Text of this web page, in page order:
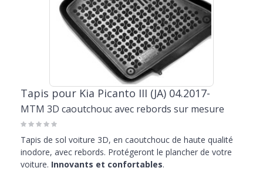
Tapis pour Kia Picanto III (JA) 04.2017-
MTM 3D caoutchouc avec rebords sur mesure
Tapis de sol voiture 3D, en caoutchouc de haute qualité
inodore, avec rebords. Protégeront le plancher de votre
voiture. Innovants et confortables.